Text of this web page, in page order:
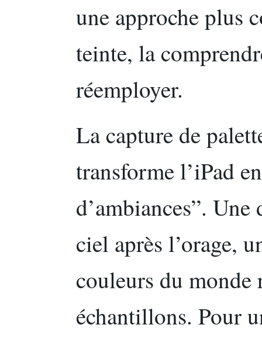
une approche plus
teinte, la
réemployer.
La capture de
transforme l’iPad
d’ambiances”.
ciel après l’orage,
couleurs du monde
échantillons. Pour